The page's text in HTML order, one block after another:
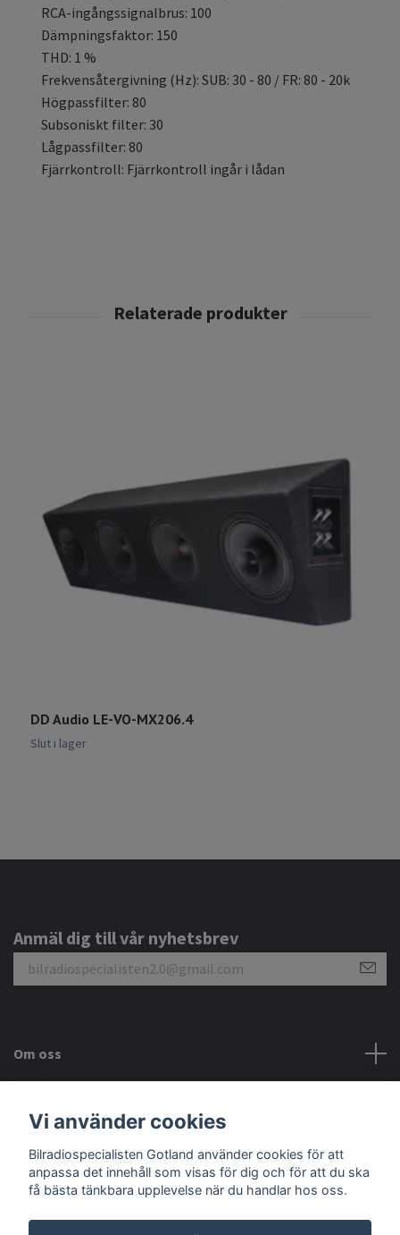
RCA-ingångssignalbrus: 100
Dämpningsfaktor: 150
THD: 1 %
Frekvensåtergivning (Hz): SUB: 30 - 80 / FR: 80 - 20k
Högpassfilter: 80
Subsoniskt filter: 30
Lågpassfilter: 80
Fjärrkontroll: Fjärrkontroll ingår i lådan
DD Audio LE-VO-MX206.4
Slut i lager
Anmäl dig till vår nyhetsbrev
Om oss
Sociala medier
Vi använder cookies
Bilradiospecialisten Gotland använder cookies för att
anpassa det innehåll som visas för dig och för att du ska
få bästa tänkbara upplevelse när du handlar hos oss.